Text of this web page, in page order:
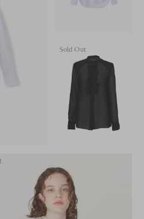
Sold Out